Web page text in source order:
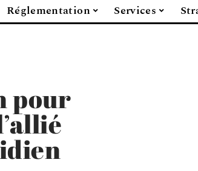
Réglementation Services
pour